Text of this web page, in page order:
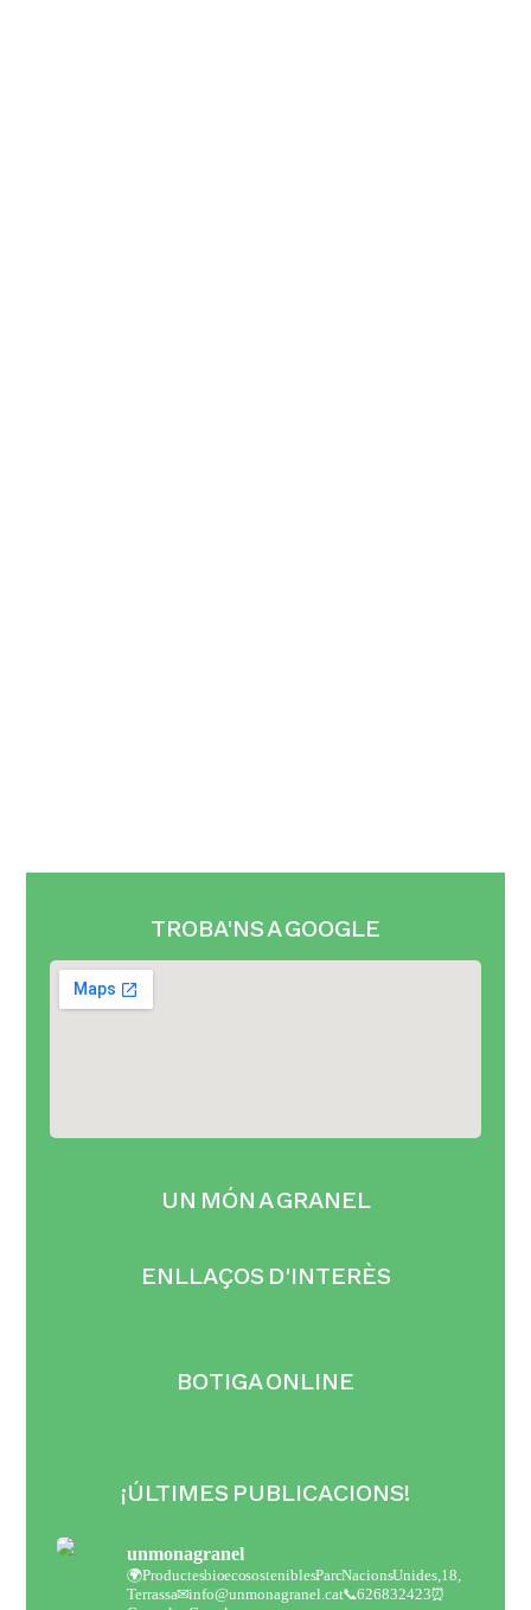
TROBA'NS A GOOGLE
UN MÓN A GRANEL
ENLLAÇOS D'INTERÈS
BOTIGA ONLINE
¡ÚLTIMES PUBLICACIONS!
unmonagranel
🌍Productes bio eco sosteniblesParc Nacions Unides,18,
Terrassa✉ info@unmonagranel.cat📞 626832423⏰